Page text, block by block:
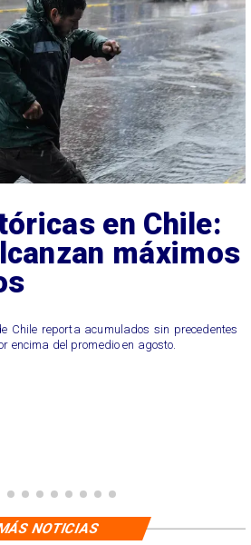
en Chile:
máximos
Chile reporta acumulados sin precedentes
encima del promedio en agosto.
NOTICIAS